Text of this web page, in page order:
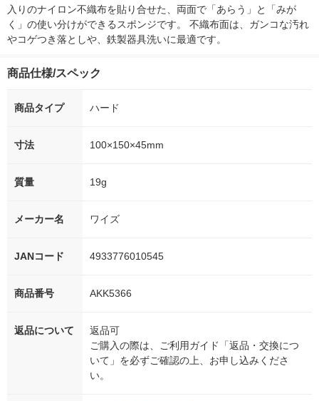
入りのナイロン不織布を貼り合せた、両面で「あらう」と「みが
く」の使い分けができるスポンジです。 不織布面は、ガンコな汚れ
やコゲつき落としや、鉄製器具洗いに最適です。
商品仕様/スペック
商品タイプ ハード
寸法 100×150×45mm
質量 19g
メーカー名 ワイズ
JANコード 4933776010545
商品番号 AKK5366
返品について
返品可
ご購入の際は、ご利用ガイド「返品・交換につ
いて」を必ずご確認の上、お申し込みくださ
い。